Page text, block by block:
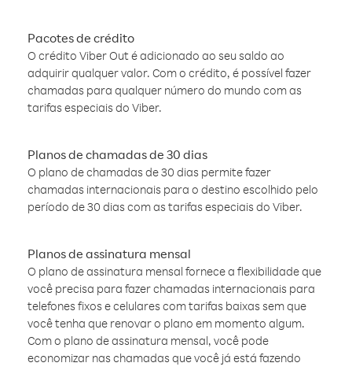
Pacotes de crédito
O crédito Viber Out é adicionado ao seu saldo ao
adquirir qualquer valor. Com o crédito, é possível fazer
chamadas para qualquer número do mundo com as
tarifas especiais do Viber.
Planos de chamadas de 30 dias
O plano de chamadas de 30 dias permite fazer
chamadas internacionais para o destino escolhido pelo
período de 30 dias com as tarifas especiais do Viber.
Planos de assinatura mensal
O plano de assinatura mensal fornece a flexibilidade que
você precisa para fazer chamadas internacionais para
telefones fixos e celulares com tarifas baixas sem que
você tenha que renovar o plano em momento algum.
Com o plano de assinatura mensal, você pode
economizar nas chamadas que você já está fazendo